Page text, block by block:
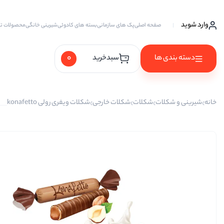
وارد شوید صفحه اصلیپک های سازمانیبسته های کادوئیشیرینی خانگیمحصولات
دسته بندی ها
آجیل ها
آجیل مخلوط
پسته
سبدخرید 0
خانه شیرینی و شکلات شکلات شکلات خارجی شکلات ویفری رولی konafetto